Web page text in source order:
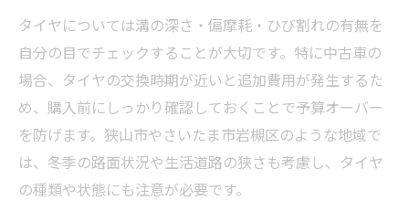
タイヤについては溝の深さ・偏摩耗・ひび割れの有無を
自分の目でチェックすることが大切です。特に中古車の
場合、タイヤの交換時期が近いと追加費用が発生するた
め、購入前にしっかり確認しておくことで予算オーバー
を防げます。狭山市やさいたま市岩槻区のような地域で
は、冬季の路面状況や生活道路の狭さも考慮し、タイヤ
の種類や状態にも注意が必要です。